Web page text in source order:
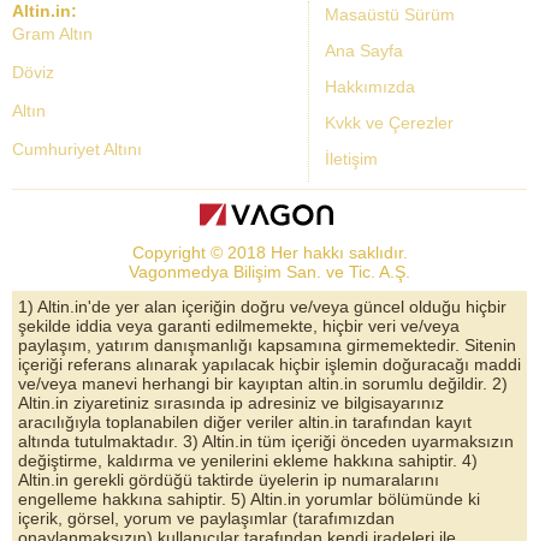
Masaüstü Sürüm
Ana Sayfa
Hakkımızda
Kvkk ve Çerezler
İletişim
Altin.in:
Gram Altın
Döviz
Altın
Cumhuriyet Altını
Dolar Kuru
Altın Yorumları
Döviz Kurları
Çeyrek Altın
Bitcoin
Euro/Dolar Parite
Sterlin
Döviz Arşivi
Copyright © 2018 Her hakkı saklıdır.
Vagonmedya Bilişim San. ve Tic. A.Ş.
1) Altin.in'de yer alan içeriğin doğru ve/veya güncel olduğu hiçbir
şekilde iddia veya garanti edilmemekte, hiçbir veri ve/veya
paylaşım, yatırım danışmanlığı kapsamına girmemektedir. Sitenin
içeriği referans alınarak yapılacak hiçbir işlemin doğuracağı maddi
ve/veya manevi herhangi bir kayıptan altin.in sorumlu değildir. 2)
Altin.in ziyaretiniz sırasında ip adresiniz ve bilgisayarınız
aracılığıyla toplanabilen diğer veriler altin.in tarafından kayıt
altında tutulmaktadır. 3) Altin.in tüm içeriği önceden uyarmaksızın
değiştirme, kaldırma ve yenilerini ekleme hakkına sahiptir. 4)
Altin.in gerekli gördüğü taktirde üyelerin ip numaralarını
engelleme hakkına sahiptir. 5) Altin.in yorumlar bölümünde ki
içerik, görsel, yorum ve paylaşımlar (tarafımızdan